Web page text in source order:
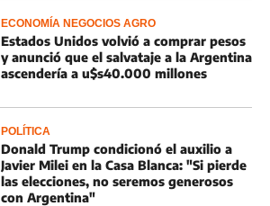
ECONOMÍA NEGOCIOS AGRO
Estados Unidos volvió a comprar pesos
y anunció que el salvataje a la Argentina
ascendería a u$s40.000 millones
POLÍTICA
Donald Trump condicionó el auxilio a
Javier Milei en la Casa Blanca: "Si pierde
las elecciones, no seremos generosos
con Argentina"